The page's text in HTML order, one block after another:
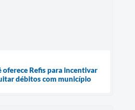
oferece Refis para incentivar
débitos com município